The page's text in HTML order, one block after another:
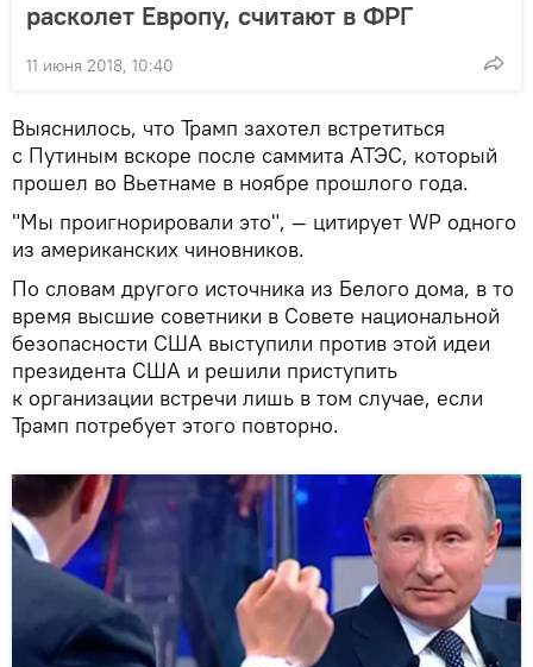
расколет Европу, считают в ФРГ
11 июня 2018, 10:40
Выяснилось, что Трамп захотел встретиться
с Путиным вскоре после саммита АТЭС, который
прошел во Вьетнаме в ноябре прошлого года.
"Мы проигнорировали это", — цитирует WP одного
из американских чиновников.
По словам другого источника из Белого дома, в то
время высшие советники в Совете национальной
безопасности США выступили против этой идеи
президента США и решили приступить
к организации встречи лишь в том случае, если
Трамп потребует этого повторно.